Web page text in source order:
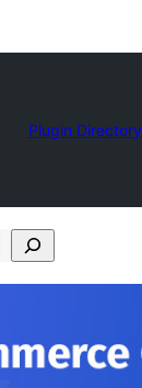
Plugin Directory